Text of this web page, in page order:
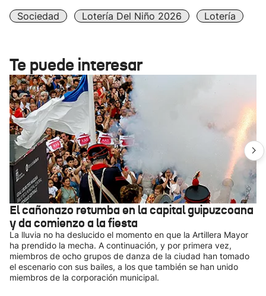
Sociedad Lotería Del Niño 2026 Lotería
Te puede interesar
El cañonazo retumba en la capital guipuzcoana
y da comienzo a la fiesta
La lluvia no ha deslucido el momento en que la Artillera Mayor
ha prendido la mecha. A continuación, y por primera vez,
miembros de ocho grupos de danza de la ciudad han tomado
el escenario con sus bailes, a los que también se han unido
miembros de la corporación municipal.